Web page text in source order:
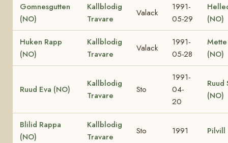
Gomnesgutten
(NO)
Kallblodig
Travare
Valack
1991-
05-29
(NO)
Huken Rapp
(NO)
Kallblodig
Travare
Valack
1991-
05-28
(NO)
Ruud Eva (NO)
Kallblodig
Travare
Sto
1991-
04-
20
Ruud
(NO)
Blilid Rappa
(NO)
Kallblodig
Travare
Sto 1991 Pilvill